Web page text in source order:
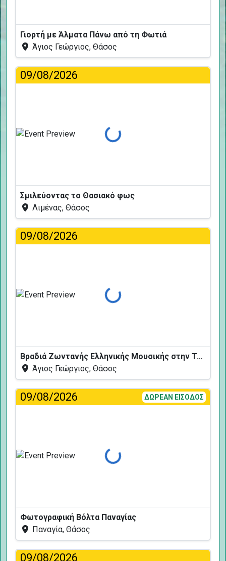
Γιορτή με Άλματα Πάνω από τη Φωτιά
Άγιος Γεώργιος, Θάσος
09/08/2026
Φόρτωση...
Σμιλεύοντας το Θασιακό φως
Λιμένας, Θάσος
09/08/2026
Φόρτωση...
Βραδιά Ζωντανής Ελληνικής Μουσικής στην Ταβέρνα Κελάρι
Άγιος Γεώργιος, Θάσος
09/08/2026 ΔΩΡΕΑΝ ΕΙΣΟΔΟΣ
Φόρτωση...
Φωτογραφική Βόλτα Παναγίας
Παναγία, Θάσος
09/08/2026